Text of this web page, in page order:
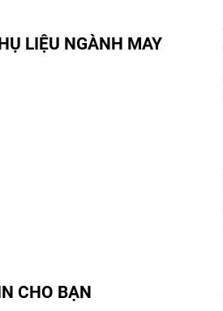
LIỆU NGÀNH MAY
CHO BẠN